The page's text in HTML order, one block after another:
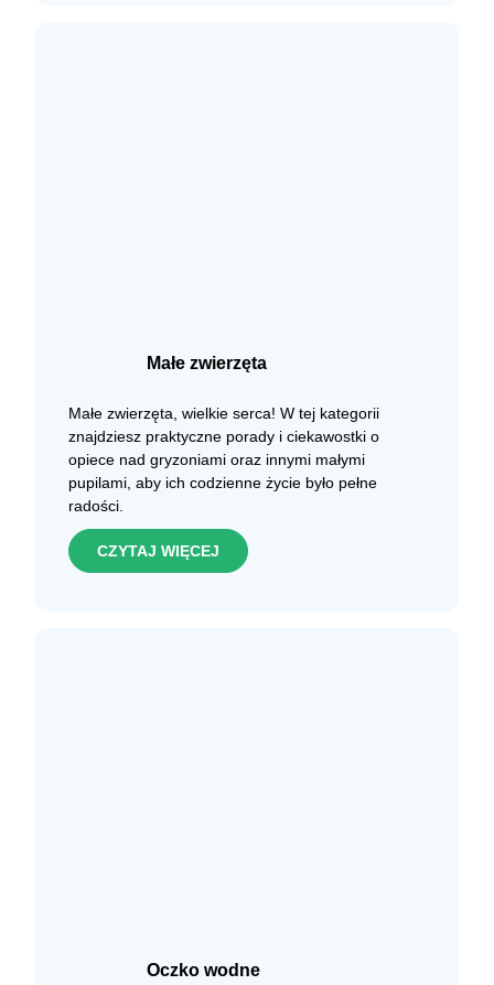
Małe zwierzęta
Małe zwierzęta, wielkie serca! W tej kategorii
znajdziesz praktyczne porady i ciekawostki o
opiece nad gryzoniami oraz innymi małymi
pupilami, aby ich codzienne życie było pełne
radości.
CZYTAJ WIĘCEJ
Oczko wodne